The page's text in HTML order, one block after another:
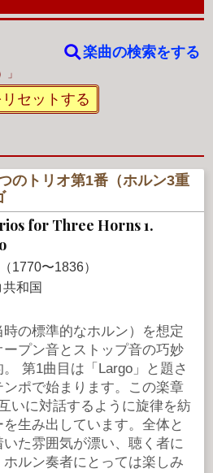
楽曲の検索をする
セットする
のトリオ第1番（ホルン3重
for Three Horns 1.
1770〜1836）
和国
の標準的なホルン）を想定
プン音とストップ音の巧妙
第1曲目は「Largo」と題さ
ポで始まります。この楽章
いに対話するように旋律を紡
生み出しています。全体と
た雰囲気が漂い、聴く者に
ルン奏者にとっては楽しみ